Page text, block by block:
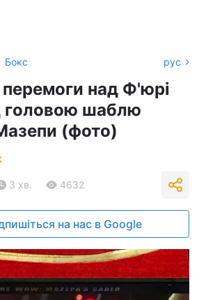
Бокс рус
перемоги над Ф'юрі
головою шаблю
(фото)
3 хв. 4632
на нас в Google